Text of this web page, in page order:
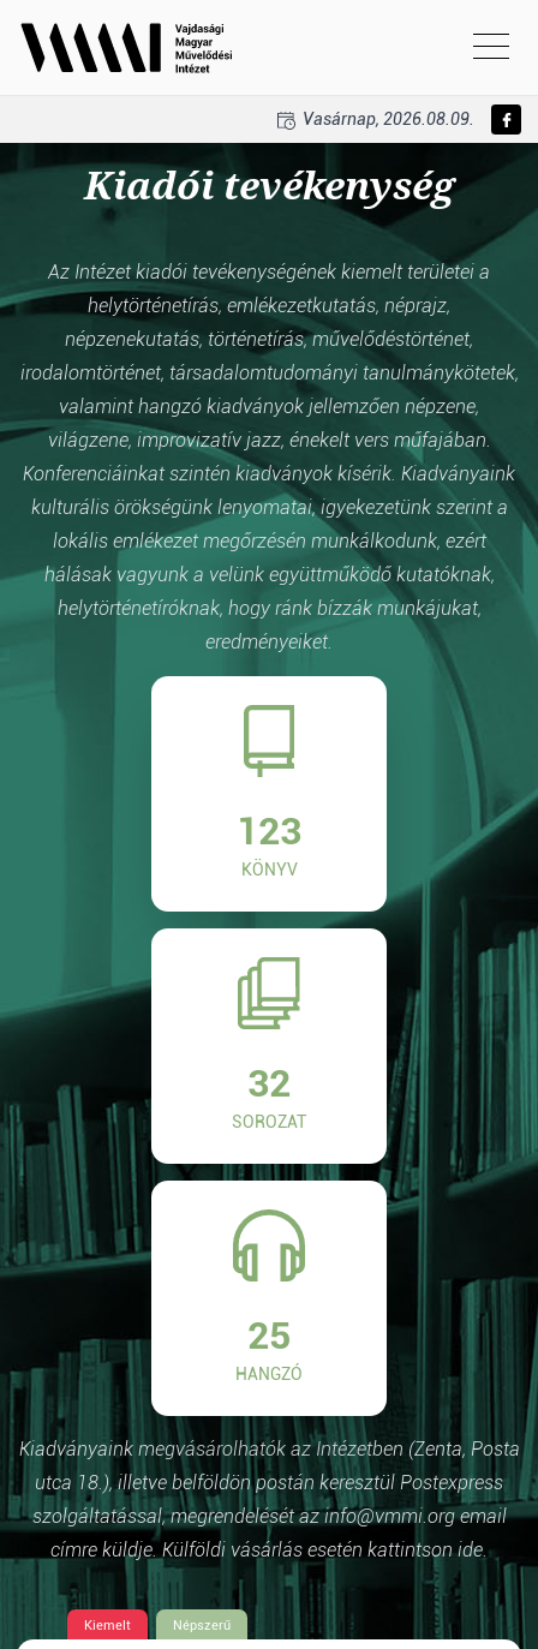
Vasárnap, 2026.08.09.
Kiadói tevékenység
Az Intézet kiadói tevékenységének kiemelt területei a
helytörténetírás, emlékezetkutatás, néprajz,
népzenekutatás, történetírás, művelődéstörténet,
irodalomtörténet, társadalomtudományi tanulmánykötetek,
valamint hangzó kiadványok jellemzően népzene,
világzene, improvizatív jazz, énekelt vers műfajában.
Konferenciáinkat szintén kiadványok kísérik. Kiadványaink
kulturális örökségünk lenyomatai, igyekezetünk szerint a
lokális emlékezet megőrzésén munkálkodunk, ezért
hálásak vagyunk a velünk együttműködő kutatóknak,
helytörténetíróknak, hogy ránk bízzák munkájukat,
eredményeiket.
123
KÖNYV
32
SOROZAT
25
HANGZÓ
Kiadványaink megvásárolhatók az Intézetben (Zenta, Posta
utca 18.), illetve belföldön postán keresztül Postexpress
szolgáltatással, megrendelését az info@vmmi.org email
címre küldje. Külföldi vásárlás esetén kattintson ide.
Kiemelt Népszerű